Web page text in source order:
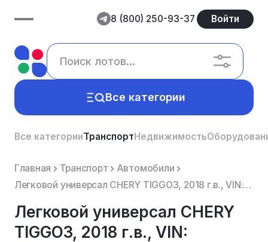
8 (800) 250-93-37 Войти
Все категории
Все категорииТранспортНедвижимость
Главная Транспорт
Автомобили
Легковой универсал CHERY TIGGO3, 2018 г.в., VIN: X9WDB11B0J1003762, мощность (кВт/л.с.): 92.700/126....
Легковой универсал CHERY
TIGGO3, 2018 г.в., VIN: